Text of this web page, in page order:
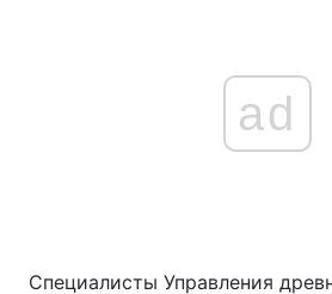
ad
Специалисты Управления